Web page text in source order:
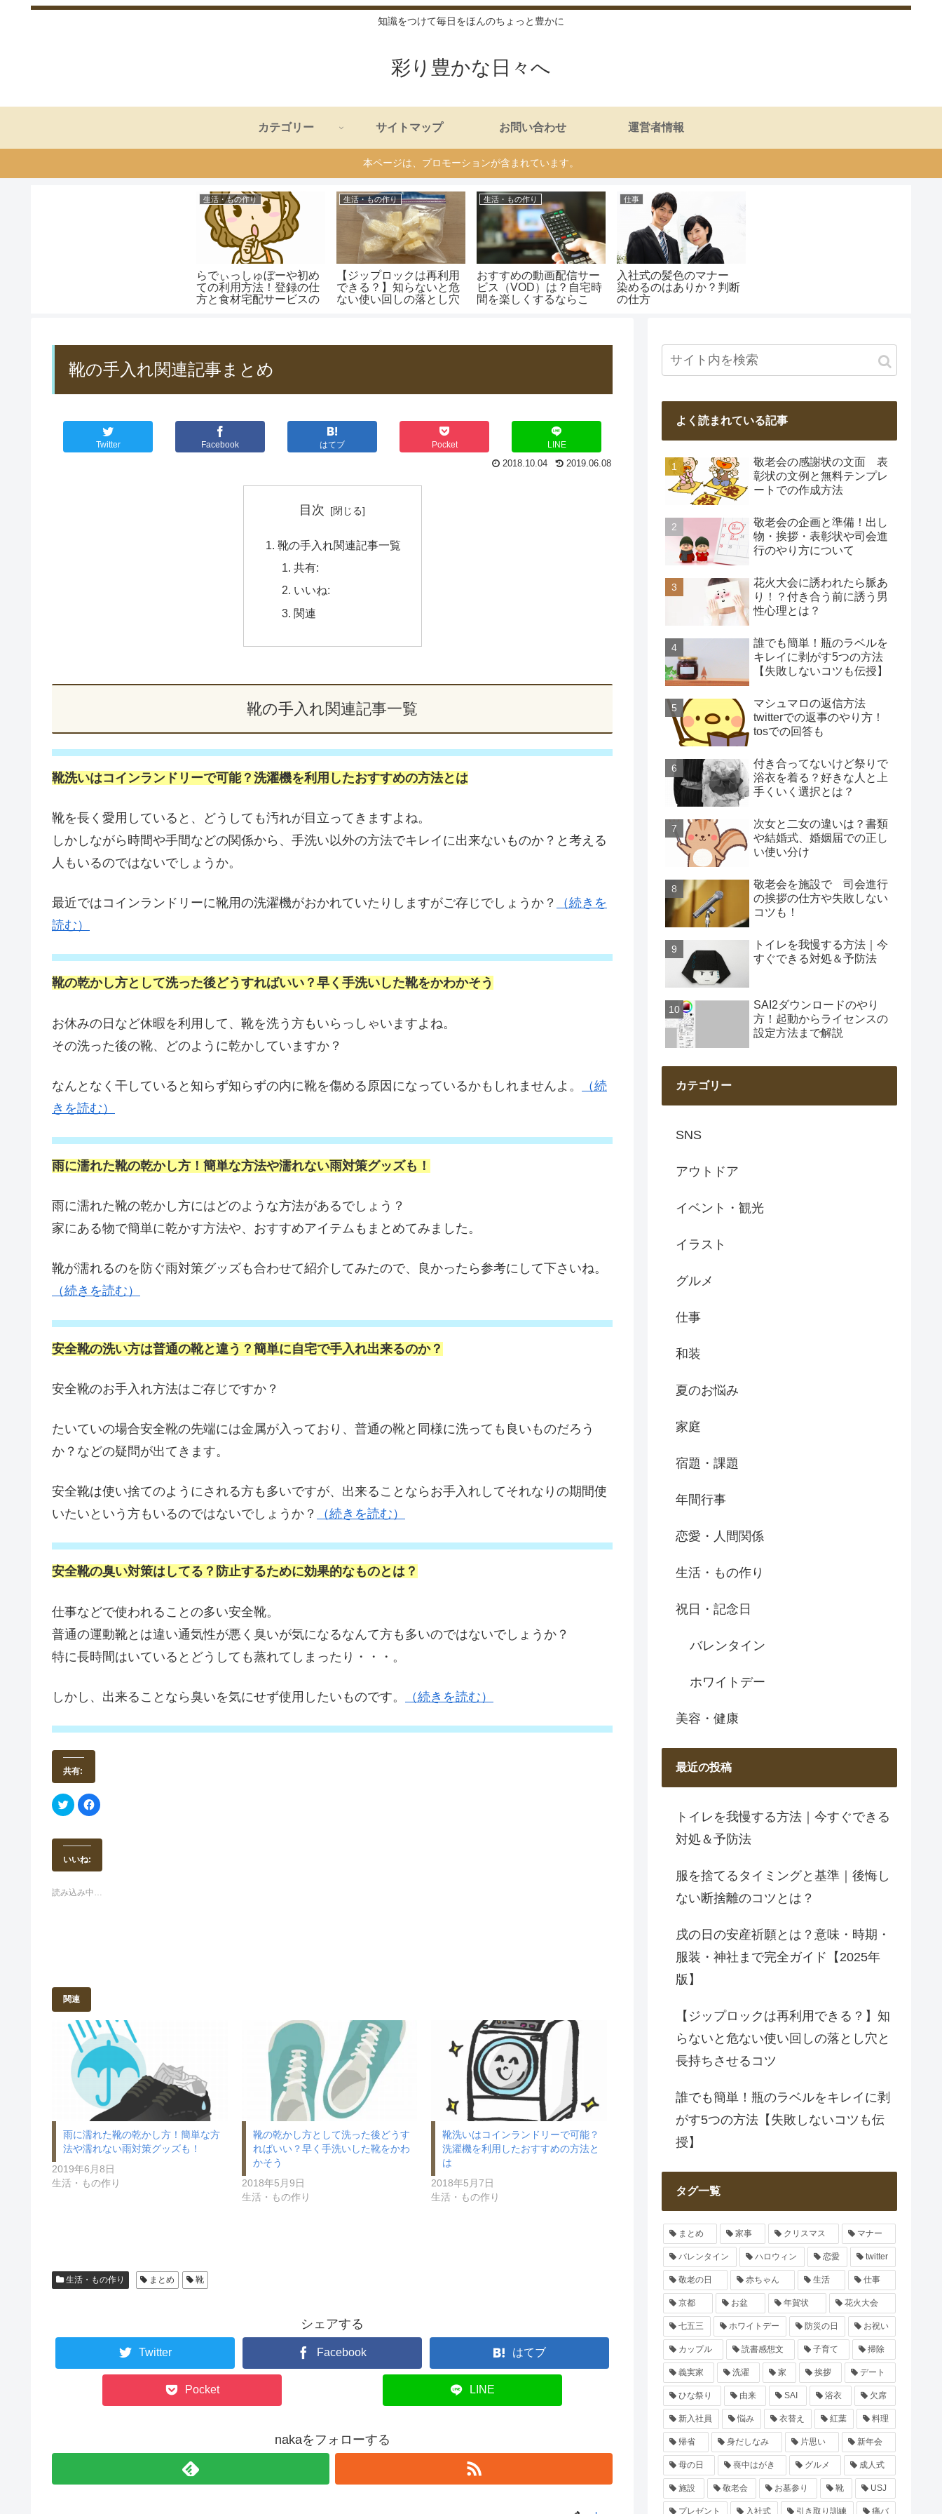
知識をつけて毎日をほんのちょっと豊かに
彩り豊かな日々へ
カテゴリー サイトマップ お問い合わせ 運営者情報
本ページは、プロモーションが含まれています。
生活・もの作り
らでぃっしゅぼーや初め
ての利用方法！登録の仕
方と食材宅配サービスの
生活・もの作り
【ジップロックは再利用
できる？】知らないと危
ない使い回しの落とし穴
生活・もの作り
おすすめの動画配信サー
ビス（VOD）は？自宅時
間を楽しくするならこ
仕事
入社式の髪色のマナー
染めるのはありか？判断
の仕方
靴の手入れ関連記事まとめ
Twitter Facebook はてブ Pocket
LINE
2019.06.08
2018.10.04
目次
靴の手入れ関連記事一覧
共有:
いいね:
関連
靴の手入れ関連記事一覧
靴洗いはコインランドリーで可能？洗濯機を利用したおすすめの方法とは
靴を長く愛用していると、どうしても汚れが目立ってきますよね。
しかしながら時間や手間などの関係から、手洗い以外の方法でキレイに出来ないものか？と考える
人もいるのではないでしょうか。
最近ではコインランドリーに靴用の洗濯機がおかれていたりしますがご存じでしょうか？
（続きを
読む）
靴の乾かし方として洗った後どうすればいい？早く手洗いした靴をかわかそう
お休みの日など休暇を利用して、靴を洗う方もいらっしゃいますよね。
その洗った後の靴、どのように乾かしていますか？
なんとなく干していると知らず知らずの内に靴を傷める原因になっているかもしれませんよ。
（続
きを読む）
雨に濡れた靴の乾かし方！簡単な方法や濡れない雨対策グッズも！
雨に濡れた靴の乾かし方にはどのような方法があるでしょう？
家にある物で簡単に乾かす方法や、おすすめアイテムもまとめてみました。
靴が濡れるのを防ぐ雨対策グッズも合わせて紹介してみたので、良かったら参考にして下さいね。
（続きを読む）
安全靴の洗い方は普通の靴と違う？簡単に自宅で手入れ出来るのか？
安全靴のお手入れ方法はご存じですか？
たいていの場合安全靴の先端には金属が入っており、普通の靴と同様に洗っても良いものだろう
か？などの疑問が出てきます。
安全靴は使い捨てのようにされる方も多いですが、出来ることならお手入れしてそれなりの期間使
いたいという方もいるのではないでしょうか？
（続きを読む）
安全靴の臭い対策はしてる？防止するために効果的なものとは？
仕事などで使われることの多い安全靴。
普通の運動靴とは違い通気性が悪く臭いが気になるなんて方も多いのではないでしょうか？
特に長時間はいているとどうしても蒸れてしまったり・・・。
しかし、出来ることなら臭いを気にせず使用したいものです。 （続きを読む）
共有:
ク
リ
し
て
w
i
t
e
ン
ド
ウ
で
開
き
ま
す
F
a
b
で
す
新
し
い
ウ
ド
ウ
開
き
ま
す
)
いいね:
読み込み中…
関連
雨に濡れた靴の乾かし方！簡単な方
法や濡れない雨対策グッズも！
2019年6月8日
生活・もの作り
靴の乾かし方として洗った後どうす
ればいい？早く手洗いした靴をかわ
かそう
2018年5月9日
生活・もの作り
靴洗いはコインランドリーで可能？
洗濯機を利用したおすすめの方法と
は
2018年5月7日
生活・もの作り
生活・もの作り まとめ 靴
シェアする
Twitter Facebook はてブ
Pocket LINE
nakaをフォローする
よく読まれている記事
敬老会の感謝状の文面 表
彰状の文例と無料テンプレ
ートでの作成方法
敬老会の企画と準備！出し
物・挨拶・表彰状や司会進
行のやり方について
花火大会に誘われたら脈あ
り！？付き合う前に誘う男
性心理とは？
誰でも簡単！瓶のラベルを
キレイに剥がす5つの方法
【失敗しないコツも伝授】
マシュマロの返信方法
twitterでの返事のやり方！
tosでの回答も
付き合ってないけど祭りで
浴衣を着る？好きな人と上
手くいく選択とは？
次女と二女の違いは？書類
や結婚式、婚姻届での正し
い使い分け
敬老会を施設で 司会進行
の挨拶の仕方や失敗しない
コツも！
トイレを我慢する方法｜今
すぐできる対処＆予防法
SAI2ダウンロードのやり
方！起動からライセンスの
設定方法まで解説
カテゴリー
SNS
アウトドア
イベント・観光
イラスト
グルメ
仕事
和装
夏のお悩み
家庭
宿題・課題
年間行事
恋愛・人間関係
生活・もの作り
祝日・記念日
バレンタイン
ホワイトデー
美容・健康
最近の投稿
トイレを我慢する方法｜今すぐできる
対処＆予防法
服を捨てるタイミングと基準｜後悔し
ない断捨離のコツとは？
戌の日の安産祈願とは？意味・時期・
服装・神社まで完全ガイド【2025年
版】
【ジップロックは再利用できる？】知
らないと危ない使い回しの落とし穴と
長持ちさせるコツ
誰でも簡単！瓶のラベルをキレイに剥
がす5つの方法【失敗しないコツも伝
授】
タグ一覧
まとめ 家事 クリスマス マナー
バレンタイン ハロウィン 恋愛 twitter
敬老の日 赤ちゃん 生活 仕事
京都 お盆 年賀状 花火大会
七五三 ホワイトデー 防災の日 お祝い
カップル 読書感想文 子育て 掃除
義実家 洗濯 家 挨拶 デート
ひな祭り 由来 SAI 浴衣 欠席
新入社員 悩み 衣替え 紅葉 料理
帰省 身だしなみ 片思い 新年会
母の日 喪中はがき グルメ 成人式
施設 敬老会 お墓参り 靴 USJ
プレゼント 入社式 引き取り訓練 痛バ